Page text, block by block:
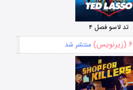
تد لاسو فصل ۴
۶ (زیرنویس) منتشر شد